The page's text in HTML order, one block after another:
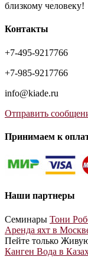
близкому человеку!
Контакты
+7-495-9217766
+7-985-9217766
info@kiade.ru
Отправить
Принимаем к
Наши партнеры
Cеминары Тони
Аренда яхт в
Пейте только
Канген Вода в